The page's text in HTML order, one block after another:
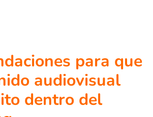
para que
audiovisual
dentro del